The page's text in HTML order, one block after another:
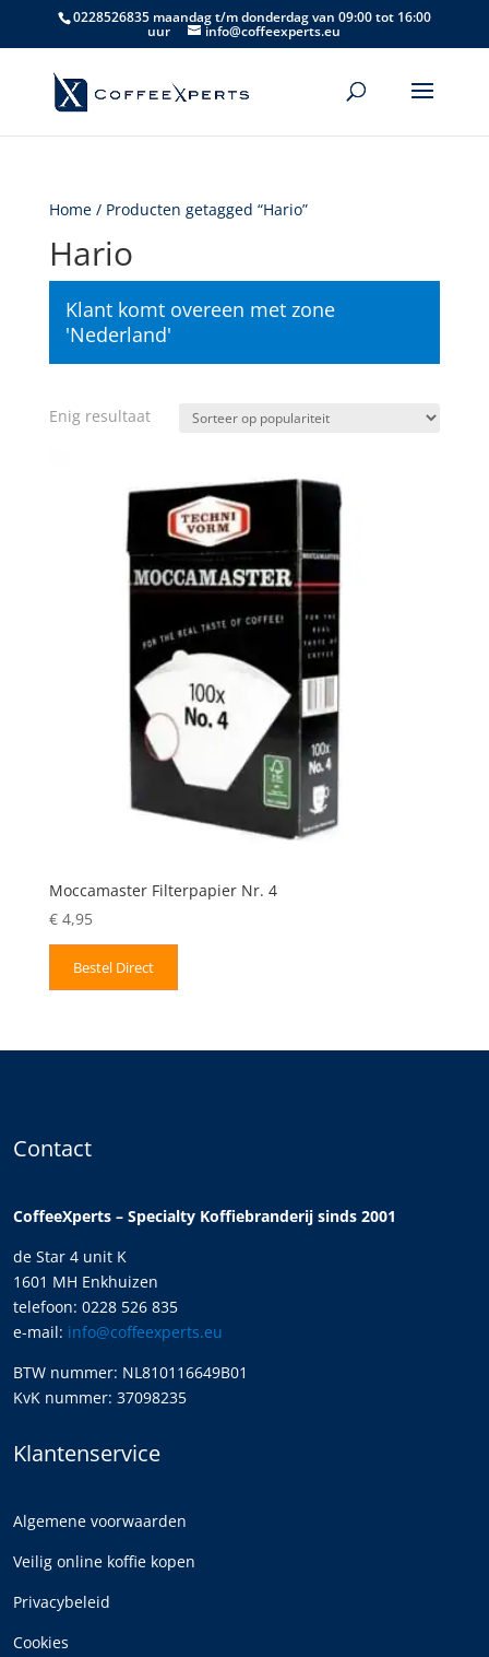
0228526835 maandag t/m donderdag van 09:00 tot 16:00
uur info@coffeexperts.eu
Home/ Producten getagged “Hario”
Hario
Klant komt overeen met zone
'Nederland'
Enig resultaat
Moccamaster Filterpapier Nr. 4
€4,95
Bestel Direct
Contact
CoffeeXperts – Specialty Koffiebranderij sinds 2001
de Star 4 unit K
1601 MH Enkhuizen
telefoon: 0228 526 835
e-mail: info@coffeexperts.eu
BTW nummer: NL810116649B01
KvK nummer: 37098235
Klantenservice
Algemene voorwaarden
Veilig online koffie kopen
Privacybeleid
Cookies